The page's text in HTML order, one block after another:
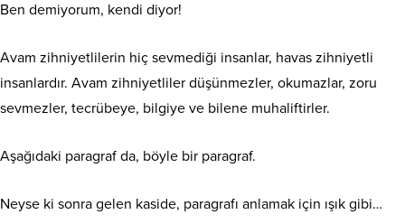
Ben demiyorum, kendi diyor!
Avam zihniyetlilerin hiç sevmediği insanlar, havas zihniyetli
insanlardır. Avam zihniyetliler düşünmezler, okumazlar, zoru
sevmezler, tecrübeye, bilgiye ve bilene muhaliftirler.
Aşağıdaki paragraf da, böyle bir paragraf.
Neyse ki sonra gelen kaside, paragrafı anlamak için ışık gibi…